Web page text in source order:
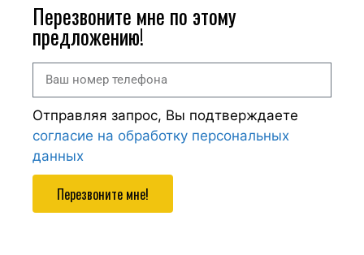
Перезвоните мне по этому
предложению!
Отправляя запрос, Вы подтверждаете
согласие на обработку персональных
данных
Перезвоните мне!